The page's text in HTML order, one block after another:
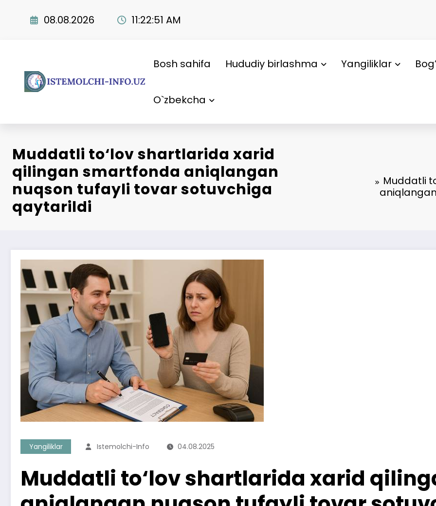
08.08.2026 11:22:52 AM
Bosh sahifa Hududiy birlashma Yangiliklar
O`zbekcha
Muddatli to‘lov shartlarida xarid
qilingan smartfonda aniqlangan
nuqson tufayli tovar sotuvchiga
qaytarildi
Muddatli
Yangiliklar Istemolchi-Info 04.08.2025
Muddatli to‘lov shartlarida xarid